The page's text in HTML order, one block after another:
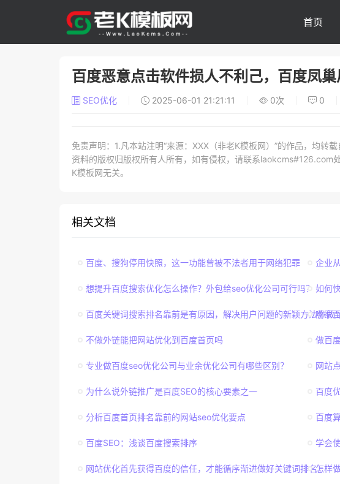
首页
百度恶意点击软件损人不利己，百度凤
SEO优化 2025-06-01 21:21:11 0次 0
免责声明：1.凡本站注明“来源：XXX（非老K模板网）”的作品，均转
资料的版权归版权所有人所有，如有侵权，请联系laokcms#126.com
K模板网无关。
相关文档
百度、搜狗停用快照，这一功能曾被不法者用于网络犯罪 企业
想提升百度搜索优化怎么操作？外包给seo优化公司可行吗？ 如何
百度关键词搜索排名靠前是有原因，解决用户问题的新颖方法你做
哪家
不做外链能把网站优化到百度首页吗 做百
专业做百度seo优化公司与业余优化公司有哪些区别？ 网站
为什么说外链推广是百度SEO的核心要素之一 百度
分析百度首页排名靠前的网站seo优化要点 百度
百度SEO：浅谈百度搜索排序 学会
网站优化首先获得百度的信任，才能循序渐进做好关键词排名怎样